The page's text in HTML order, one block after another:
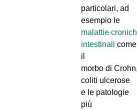
particolari, ad
esempio le
malattie
intestinali come
il
morbo di
coliti ulcerose
e le patologie
più